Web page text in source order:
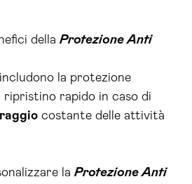
della Protezione Anti
la protezione
rapido in caso di
costante delle attività
la Protezione Anti